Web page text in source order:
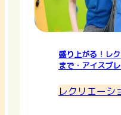
盛り上がる！レ
まで・アイスブレ
レクリエーシ